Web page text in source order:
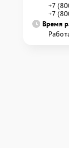
+7
+7
Время